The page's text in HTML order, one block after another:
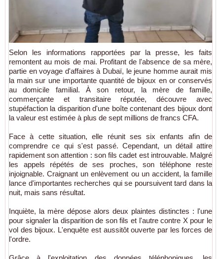
Selon les informations rapportées par la presse, les faits
remontent au mois de mai. Profitant de l'absence de sa mère,
partie en voyage d'affaires à Dubaï, le jeune homme aurait mis
la main sur une importante quantité de bijoux en or conservés
au domicile familial. À son retour, la mère de famille,
commerçante et transitaire réputée, découvre avec
stupéfaction la disparition d'une boîte contenant des bijoux dont
la valeur est estimée à plus de sept millions de francs CFA.
Face à cette situation, elle réunit ses six enfants afin de
comprendre ce qui s'est passé. Cependant, un détail attire
rapidement son attention : son fils cadet est introuvable. Malgré
les appels répétés de ses proches, son téléphone reste
injoignable. Craignant un enlèvement ou un accident, la famille
lance d'importantes recherches qui se poursuivent tard dans la
nuit, mais sans résultat.
Inquiète, la mère dépose alors deux plaintes distinctes : l'une
pour signaler la disparition de son fils et l'autre contre X pour le
vol des bijoux. L'enquête est aussitôt ouverte par les forces de
l'ordre.